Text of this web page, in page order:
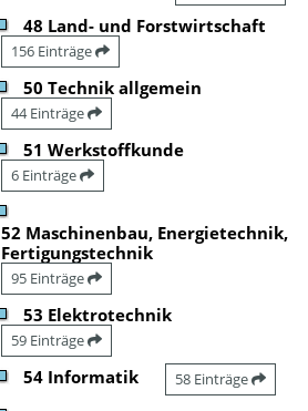
48 Land- und Forstwirtschaft
156 Einträge
50 Technik allgemein
44 Einträge
51 Werkstoffkunde
6 Einträge
52 Maschinenbau, Energietechnik,
Fertigungstechnik
95 Einträge
53 Elektrotechnik
59 Einträge
54 Informatik 58 Einträge